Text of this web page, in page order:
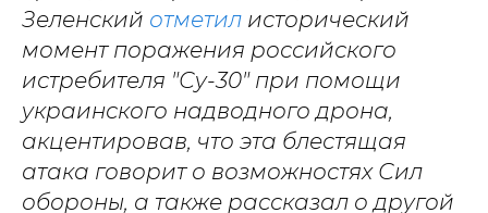
Зеленский отметил исторический
момент поражения российского
истребителя "Су-30" при помощи
украинского надводного дрона,
акцентировав, что эта блестящая
атака говорит о возможностях Сил
обороны, а также рассказал о другой